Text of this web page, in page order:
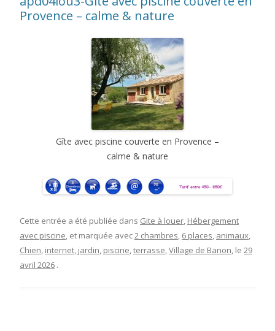
Provence – calme & nature
Gîte avec piscine couverte en Provence –
calme & nature
Cette entrée a été publiée dans Gite à louer, Hébergement
avec piscine, et marquée avec2 chambres, 6 places, animaux,
Chien, internet, jardin, piscine,terrasse,Village de Banon, le 29
avril 2026 .